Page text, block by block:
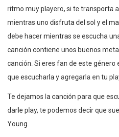
ritmo muy playero, si te transporta
mientras uno disfruta del sol y el
debe hacer mientras se escucha
canción contiene unos buenos
canción. Si eres fan de este
que escucharla y agregarla en tu
Te dejamos la canción para que
darle play, te podemos decir que
Young.